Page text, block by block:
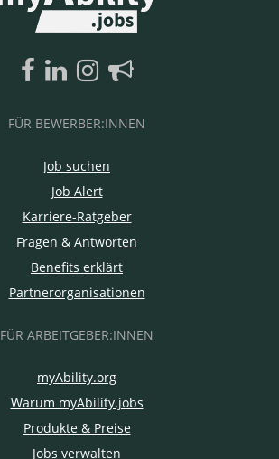
FÜR BEWERBER:INNEN
Job suchen
Job Alert
Karriere-Ratgeber
Fragen & Antworten
Benefits erklärt
Partnerorganisationen
FÜR ARBEITGEBER:INNEN
myAbility.org
Warum myAbility.jobs
Produkte & Preise
Jobs verwalten